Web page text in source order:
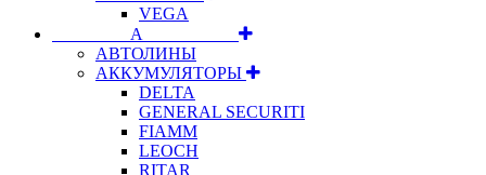
VEGA
⠀⠀⠀⠀⠀⠀А⠀⠀⠀⠀⠀⠀⠀
АВТОЛИНЫ
АККУМУЛЯТОРЫ
DELTA
GENERAL SECURITI
FIAMM
LEOCH
RITAR